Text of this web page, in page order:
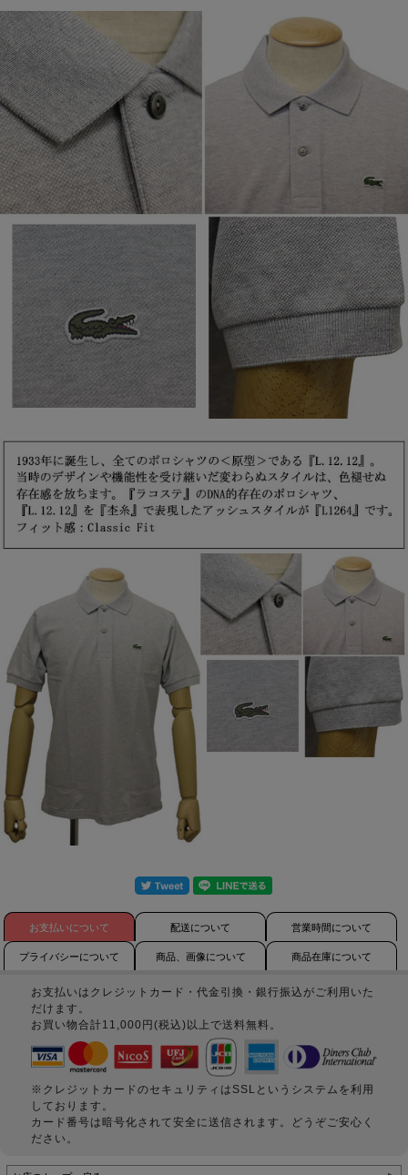
お支払いについて 配送について 営業時間について
プライバシーについて 商品、画像について 商品在庫について
お支払いはクレジットカード・代金引換・銀行振込がご利用いた
だけます。
お買い物合計11,000円(税込)以上で送料無料。
※クレジットカードのセキュリティはSSLというシステムを利用
しております。
カード番号は暗号化されて安全に送信されます。どうぞご安心く
ださい。